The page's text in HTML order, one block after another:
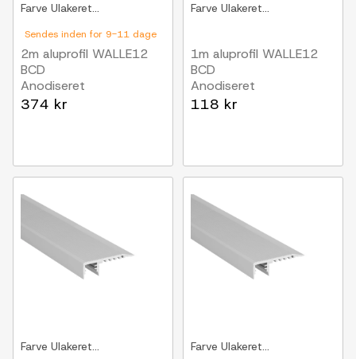
Sendes inden for 9-11 dage
Farve Ulakeret...
2m aluprofil WALLE12
BCD
Anodiseret
374 kr
Farve Ulakeret...
1m aluprofil WALLE12
BCD
Anodiseret
118 kr
Farve Ulakeret... Farve Ulakeret...